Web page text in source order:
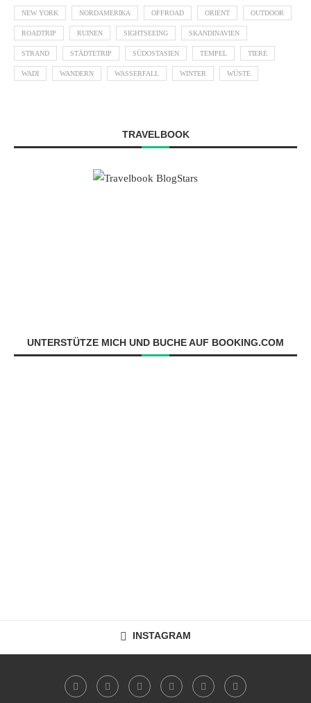
NEW YORK NORDAMERIKA OFFROAD ORIENT OUTDOOR
ROADTRIP RUINEN SIGHTSEEING SKANDINAVIEN
STRAND STÄDTETRIP SÜDOSTASIEN TEMPEL TIERE
WADI WANDERN WASSERFALL WINTER WÜSTE
TRAVELBOOK
UNTERSTÜTZE MICH UND BUCHE AUF BOOKING.COM
INSTAGRAM